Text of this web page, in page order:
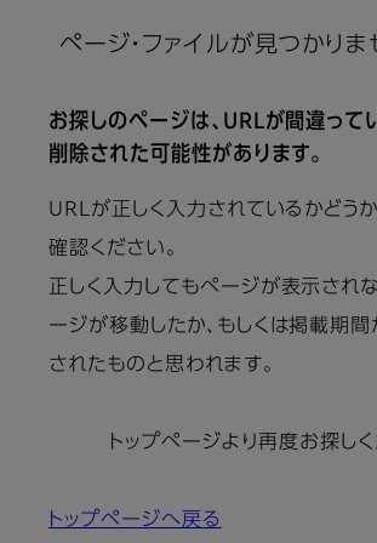
ページ・ファイルが見つかり
お探しのページは、URLが間違って
削除された可能性があります。
URLが正しく入力されているかどうか
確認ください。
正しく入力してもページが表示され
ージが移動したか、もしくは掲載期
されたものと思われます。
トップページより再度お探し
トップページへ戻る